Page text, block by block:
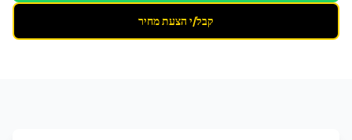
קבל/י הצעת מחיר